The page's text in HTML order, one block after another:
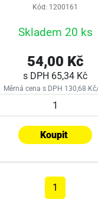
Kód: 1200161
Skladem 20 ks
54,00 Kč
s DPH 65,34 Kč
Měrná cena s DPH 130,68
Koupit
1